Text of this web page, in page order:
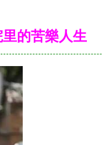
的苦樂人生